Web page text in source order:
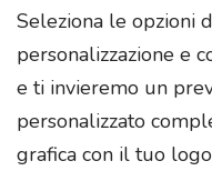
Seleziona le opzioni
personalizzazione e
e ti invieremo un
personalizzato
grafica con il tuo logo